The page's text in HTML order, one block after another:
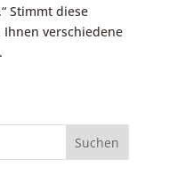
Stimmt diese
Ihnen verschiedene